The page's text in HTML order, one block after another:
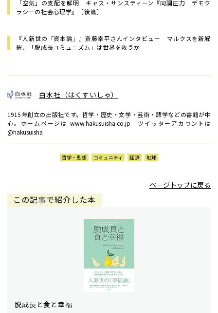
「空気」の支配を解明 キャス・サンスティーン『同調圧力 デモク
ラシーの社会心理学』［後篇］
『人新世の「資本論」』斎藤幸平さんインタビュー マルクスを新解
釈、「脱成長コミュニズム」は世界を救うか
白水社（はくすいしゃ）
1915年創立の出版社です。哲学・歴史・文学・芸術・語学などの書籍が中
心。ホームページは www.hakusuisha.co.jp ツイッターアカウントは
@hakusuisha
哲学・思想 コミュニティ 経済 地球
ページトップに戻る
この記事で紹介した本
脱成長と食と幸福